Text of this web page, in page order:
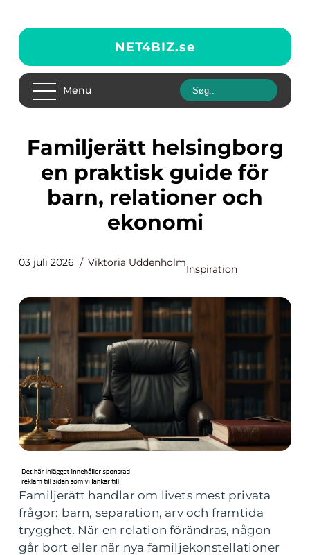
NET4BIZ.se
Menu
Familjerätt helsingborg
en praktisk guide för
barn, relationer och
ekonomi
03 juli 2026 Viktoria Uddenholm
Inspiration
Familjerätt handlar om livets mest privata
frågor: barn, separation, arv och framtida
trygghet. När en relation förändras, någon
går bort eller när nya familjekonstellationer